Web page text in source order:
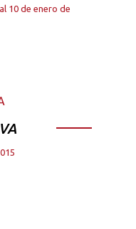
10 de enero de